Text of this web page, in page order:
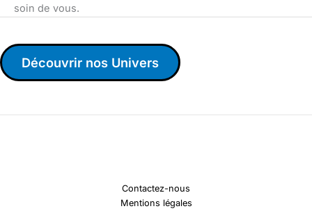
soin de vous.
Découvrir nos Univers
Contactez-nous
Mentions légales